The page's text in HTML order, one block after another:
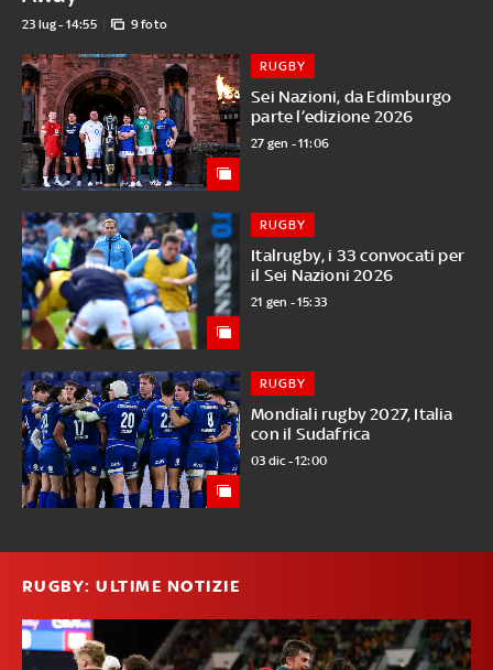
23 lug - 14:55 9 foto
Sei Nazioni, da Edimburgo
parte l’edizione 2026
RUGBY
27 gen - 11:06
Italrugby, i 33 convocati per
il Sei Nazioni 2026
RUGBY
21 gen - 15:33
Mondiali rugby 2027, Italia
con il Sudafrica
RUGBY
03 dic - 12:00
RUGBY: ULTIME NOTIZIE